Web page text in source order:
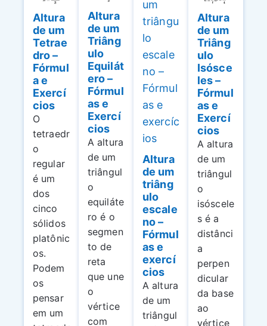
Altura
de um
Tetrae
dro –
Fórmul
a e
Exercí
cios
O
tetraedr
o
regular
é um
dos
cinco
sólidos
platônic
os.
Podem
os
pensar
em um
Altura
de um
Triâng
ulo
Equilát
ero –
Fórmul
as e
Exercí
cios
A altura
de um
triângul
o
equiláte
ro é o
segmen
to de
reta
que une
o
vértice
com
Altura
de um
triâng
ulo
escale
no –
Fórmul
as e
exercí
cios
A altura
de um
triângul
Altura
de um
Triâng
ulo
Isósce
les –
Fórmul
as e
Exercí
cios
A altura
de um
triângul
o
isóscele
s é a
distânci
a
perpen
dicular
da base
ao
vértice